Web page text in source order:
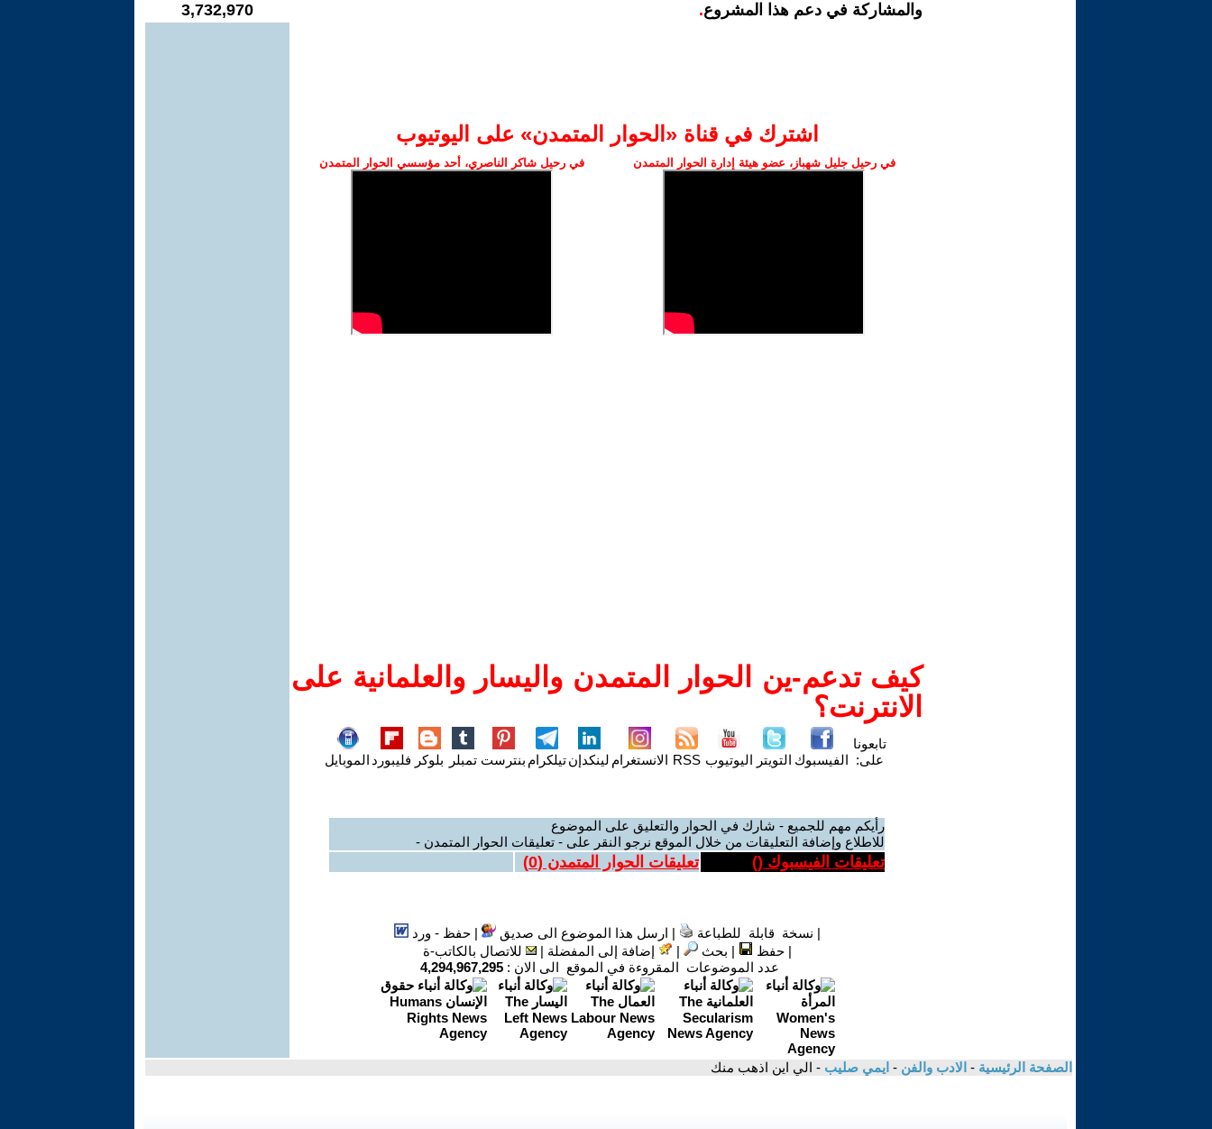
والمشاركة في دعم هذا المشروع.
اشترك في قناة ‫«الحوار المتمدن» على اليوتيوب
في رحيل جليل شهباز، عضو هيئة إدارة الحوار المتمدن في رحيل شاكر الناصري، أحد مؤسسي الحوار المتمدن
كيف تدعم-ين الحوار المتمدن واليسار والعلمانية على
الانترنت؟
تابعونا
على: الفيسبوك التويتر اليوتيوب RSS الانستغرام لينكدإنتيلكرام بنترست تمبلر بلوكر فليبورد الموبايل
رأيكم مهم للجميع - شارك في الحوار والتعليق على الموضوع
للاطلاع وإضافة التعليقات من خلال الموقع نرجو النقر على - تعليقات الحوار المتمدن -
تعليقات الفيسبوك () تعليقات الحوار المتمدن (0
)
| نسخة قابلة للطباعة | ارسل هذا الموضوع الى صديق |حفظ - ورد
|حفظ | بحث | إضافة إلى المفضلة |
للاتصال بالكاتب-ة
عدد الموضوعات المقروءة في الموقع الى الان : 4,294,967,295
3,732,970
الصفحة الرئيسية - الادب والفن - ايمي صليب - الي اين اذهب منك